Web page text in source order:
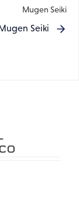
Mugen Seiki
Seiki